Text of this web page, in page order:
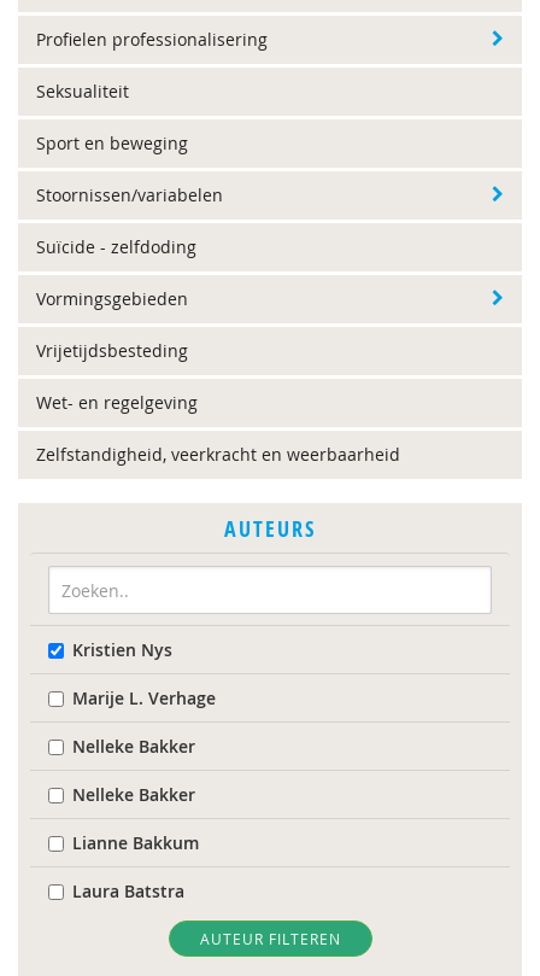
Profielen professionalisering
Seksualiteit
Sport en beweging
Stoornissen/variabelen
Suïcide - zelfdoding
Vormingsgebieden
Vrijetijdsbesteding
Wet- en regelgeving
Zelfstandigheid, veerkracht en weerbaarheid
AUTEURS
Kristien Nys
Marije L. Verhage
Nelleke Bakker
Nelleke Bakker
Lianne Bakkum
Laura Batstra
Ilona Boelen AUTEUR FILTEREN